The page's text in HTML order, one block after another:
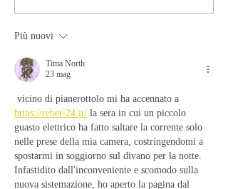
Più nuovi
Tima North
23 mag
vicino di pianerottolo mi ha accennato a
https://rebet-24.it/ la sera in cui un piccolo
guasto elettrico ha fatto saltare la corrente solo
nelle prese della mia camera, costringendomi a
spostarmi in soggiorno sul divano per la notte.
Infastidito dall'inconveniente e scomodo sulla
nuova sistemazione, ho aperto la pagina dal